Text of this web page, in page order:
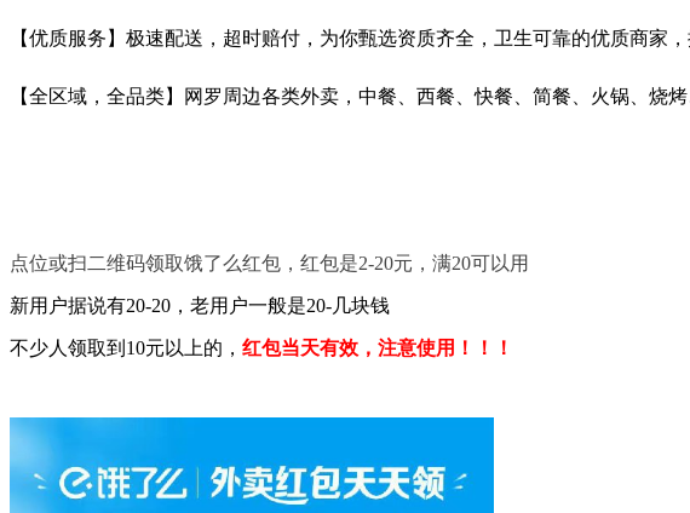
【优质服务】极速配送，超时赔付，为你甄选资质齐全，卫生可靠的优质商家
【全区域，全品类】网罗周边各类外卖，中餐、西餐、快餐、简餐、火锅、烧
点位或扫二维码领取饿了么红包，红包是2-20元，满20可以用
新用户据说有20-20，老用户一般是20-几块钱
不少人领取到10元以上的， 红包当天有效，注意使用！！！